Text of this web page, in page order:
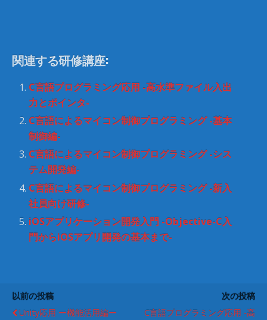
い
ウ
ン
ド
ウ
で
開
き
ま
す
ク
し
て
だ
さ
い
(
新
し
ン
ド
ウ
で
開
き
ま
す
)
関連する研修講座:
C言語プログラミング応用 -高水準ファイル入出
力とポインタ-
C言語によるマイコン制御プログラミング -基本
制御編-
C言語によるマイコン制御プログラミング -シス
テム開発編-
C言語によるマイコン制御プログラミング -新入
社員向け研修-
iOSアプリケーション開発入門 -Objective-C入
門からiOSアプリ開発の基本まで-
以前の投稿
Unity応用 ー機能活用編ー
次の投稿
C言語プログラミング応用 -高